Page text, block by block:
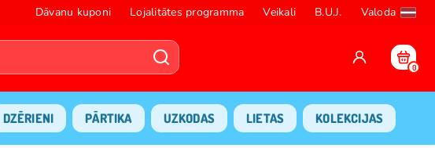
Dāvanu kuponi Lojalitātes programma Veikali B.U.J. Valoda
0
DZĒRIENI PĀRTIKA UZKODAS LIETAS KOLEKCIJAS